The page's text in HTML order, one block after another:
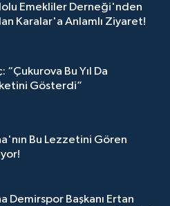
Emekliler Derneği'nden
Karalar'a Anlamlı Ziyaret!
“Çukurova Bu Yıl Da
Gösterdi”
Bu Lezzetini Gören
Demirspor Başkanı Ertan